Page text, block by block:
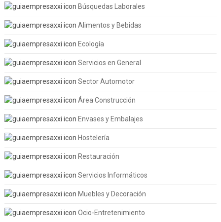
Búsquedas Laborales
Alimentos y Bebidas
Ecología
Servicios en General
Sector Automotor
Área Construcción
Envases y Embalajes
Hostelería
Restauración
Servicios Informáticos
Muebles y Decoración
Ocio-Entretenimiento